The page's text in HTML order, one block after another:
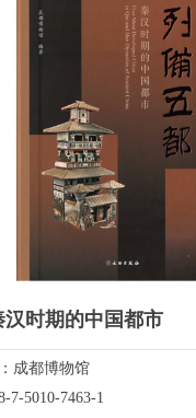
时期的中国都市
成都博物馆
7-5010-7463-1